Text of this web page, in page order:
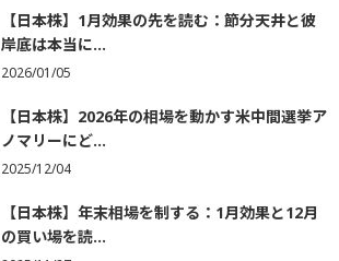
【日本株】1月効果の先を読む：節分天井と彼
岸底は本当に...
2026/01/05
【日本株】2026年の相場を動かす米中間選挙ア
ノマリーにど...
2025/12/04
【日本株】年末相場を制する：1月効果と12月
の買い場を読...